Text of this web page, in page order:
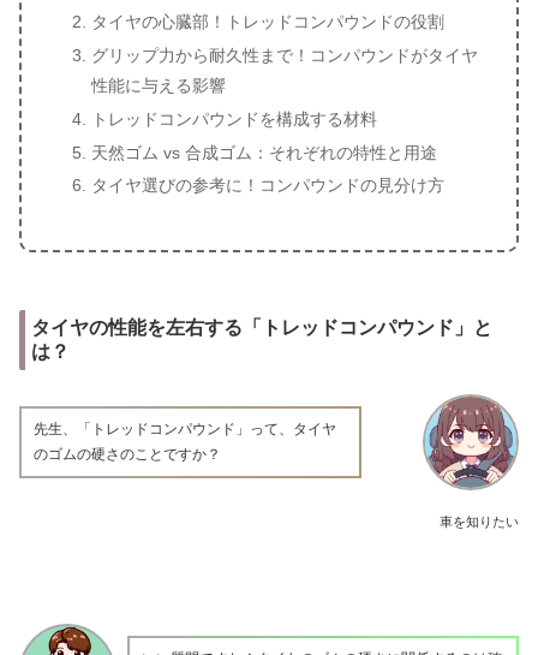
タイヤの心臓部！トレッドコンパウンドの役割
グリップ力から耐久性まで！コンパウンドがタイヤ
性能に与える影響
トレッドコンパウンドを構成する材料
天然ゴム vs 合成ゴム：それぞれの特性と用途
タイヤ選びの参考に！コンパウンドの見分け方
タイヤの性能を左右する「トレッドコンパウンド」と
は？
車を知りたい
先生、「トレッドコンパウンド」って、タイヤ
のゴムの硬さのことですか？